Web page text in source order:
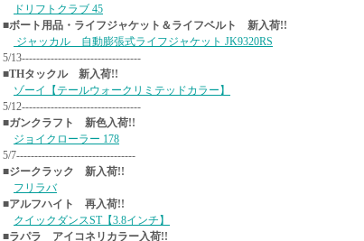
ドリフトクラブ 45
■ボート用品・ライフジャケット＆ライフベルト 新入荷!!
ジャッカル 自動膨張式ライフジャケット JK9320RS
5/13---------------------------------
■THタックル 新入荷!!
ゾーイ【テールウォークリミテッドカラー】
5/12---------------------------------
■ガンクラフト 新色入荷!!
ジョイクローラー 178
5/7---------------------------------
■ジークラック 新入荷!!
フリラバ
■アルフハイト 再入荷!!
クイックダンスST【3.8インチ】
■ラパラ アイコネリカラー入荷!!